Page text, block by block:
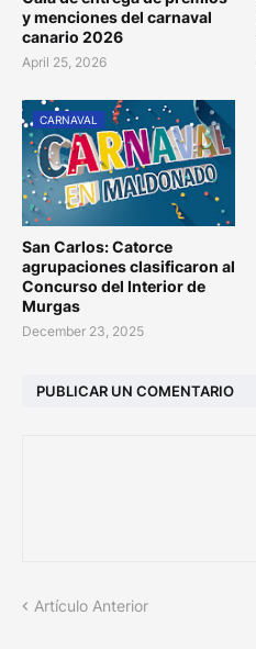
y menciones del carnaval
canario 2026
April 25, 2026
CARNAVAL
San Carlos: Catorce
agrupaciones clasificaron al
Concurso del Interior de
Murgas
December 23, 2025
PUBLICAR UN COMENTARIO
Artículo Anterior